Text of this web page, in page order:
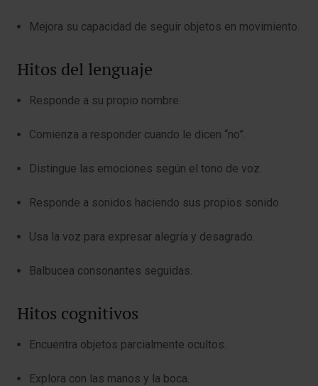
Mejora su capacidad de seguir objetos en movimiento.
Hitos del lenguaje
Responde a su propio nombre.
Comienza a responder cuando le dicen “no”.
Distingue las emociones según el tono de voz.
Responde a sonidos haciendo sus propios sonido.
Usa la voz para expresar alegría y desagrado.
Balbucea consonantes seguidas.
Hitos cognitivos
Encuentra objetos parcialmente ocultos.
Explora con las manos y la boca.